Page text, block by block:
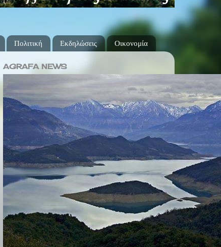
Πολιτική Εκδηλώσεις Οικονομία
AGRAFA NEWS